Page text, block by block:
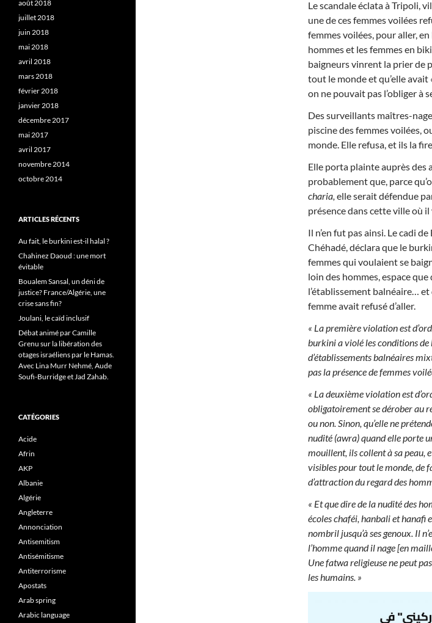
Le scandale éclata à Tripoli,
une de ces femmes voilées
femmes voilées, pour aller,
hommes et les femmes en
baigneurs vinrent la prier de
tout le monde et qu’elle avait
on ne pouvait pas l’obliger à
Des surveillants maîtres-
piscine des femmes voilées,
monde. Elle refusa, et ils la
Elle porta plainte auprès
probablement que, parce
charia, elle serait défendue
présence dans cette ville où
Il n’en fut pas ainsi. Le cadi
Chéhadé, déclara que le
femmes qui voulaient se
loin des hommes, espace
l’établissement balnéaire…
femme avait refusé d’aller.
« La première violation est
burkini a violé les conditions
d’établissements balnéaires
pas la présence de femmes
« La deuxième violation est
obligatoirement se dérober au
ou non. Sinon, qu’elle ne
nudité (awra) quand elle porte
mouillent, ils collent à sa peau,
visibles pour tout le monde, de
d’attraction du regard des
« Et que dire de la nudité des
écoles chaféi, hanbali et hanafi
nombril jusqu’à ses genoux. Il
l’homme quand il nage [en
Une fatwa religieuse ne peut
les humains. »
août 2018
juillet 2018
juin 2018
mai 2018
avril 2018
mars 2018
février 2018
janvier 2018
décembre 2017
mai 2017
avril 2017
novembre 2014
octobre 2014
ARTICLES RÉCENTS
Au fait, le burkini est-il halal ?
Chahinez Daoud : une mort
évitable
Boualem Sansal, un déni de
justice? France/Algérie, une
crise sans fin?
Joulani, le caïd inclusif
Débat animé par Camille
Grenu sur la libération des
otages israéliens par le Hamas.
Avec Lina Murr Nehmé, Aude
Soufi-Burridge et Jad Zahab.
CATÉGORIES
Acide
Afrin
AKP
Albanie
Algérie
Angleterre
Annonciation
Antisemitism
Antisémitisme
Antiterrorisme
Apostats
Arab spring
Arabic language